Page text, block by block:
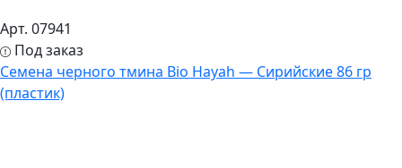
Арт. 07941
Под заказ
Семена черного тмина Bio Hayah — Сирийские 86 гр
(пластик)